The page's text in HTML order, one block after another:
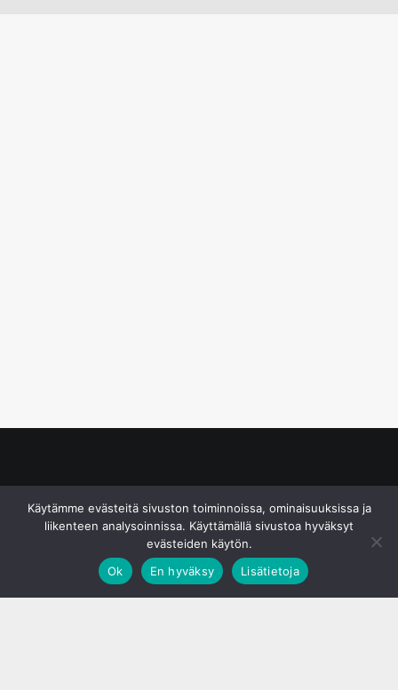
Käytämme evästeitä sivuston toiminnoissa, ominaisuuksissa ja
liikenteen analysoinnissa. Käyttämällä sivustoa hyväksyt
evästeiden käytön.
Ok
En hyväksy Lisätietoja